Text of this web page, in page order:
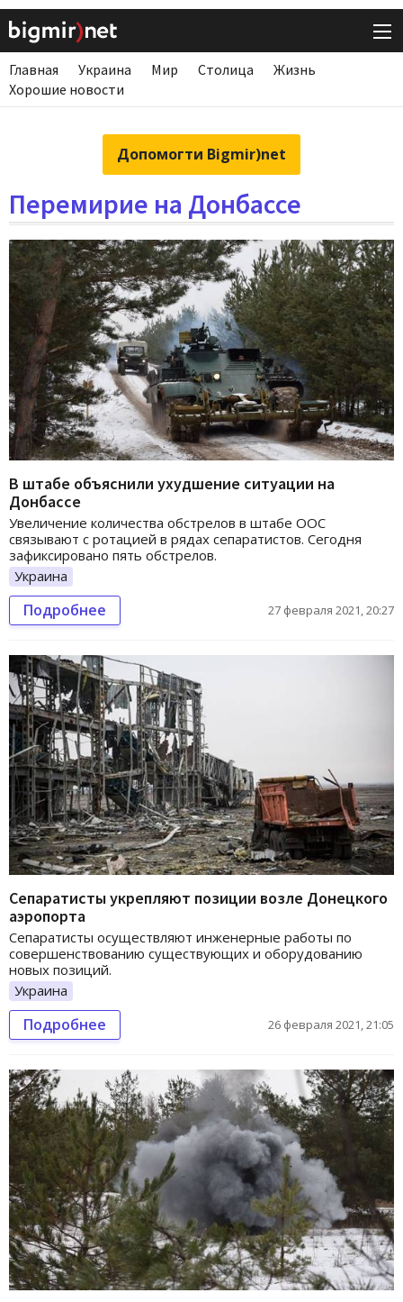
Главная Украина Мир Столица
Жизнь
Хорошие новости
Допомогти Bigmir)net
Перемирие на Донбассе
В штабе объяснили ухудшение ситуации на
Донбассе
Увеличение количества обстрелов в штабе ООС
связывают с ротацией в рядах сепаратистов. Сегодня
зафиксировано пять обстрелов.
Украина
Подробнее 27 февраля 2021, 20:27
Сепаратисты укрепляют позиции возле Донецкого
аэропорта
Сепаратисты осуществляют инженерные работы по
совершенствованию существующих и оборудованию
новых позиций.
Украина
Подробнее 26 февраля 2021, 21:05